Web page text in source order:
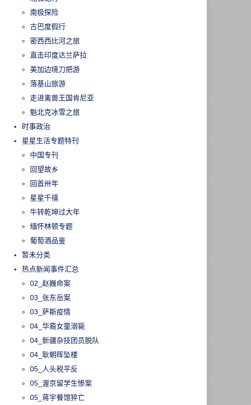
南极探险
古巴度假行
密西西比河之旅
直击印度达兰萨拉
美加边境刀把游
落基山旅游
走进禽兽王国肯尼亚
魁北克冰雪之旅
时事政治
星星生活专题特刊
中国专刊
回望故乡
回首卅年
星星千禧
牛转乾坤过大年
缅怀林顿专题
葡萄酒品鉴
暂未分类
热点新闻事件汇总
02_赵巍命案
03_张东岳案
03_萨斯疫情
04_华裔女童溺毙
04_新疆杂技团员脱队
04_耿朝晖坠楼
05_人头税平反
05_渥京留学生惨案
05_蒋宇餐馆猝亡